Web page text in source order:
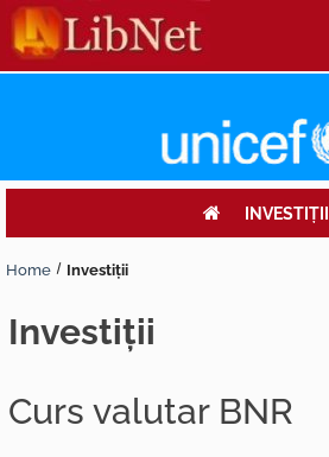
INVESTIŢII
Home Investiţii
investiţii
Curs valutar BNR